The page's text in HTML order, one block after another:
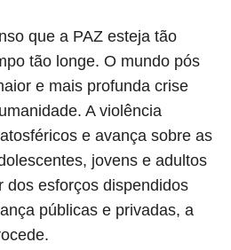
que a PAZ esteja tão
tão longe. O mundo pós
e mais profunda crise
A violência
e avança sobre as
jovens e adultos
dos esforços dispendidos
públicas e privadas, a